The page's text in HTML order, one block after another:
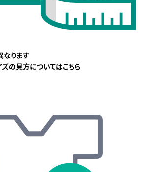
なります
の見方についてはこちら